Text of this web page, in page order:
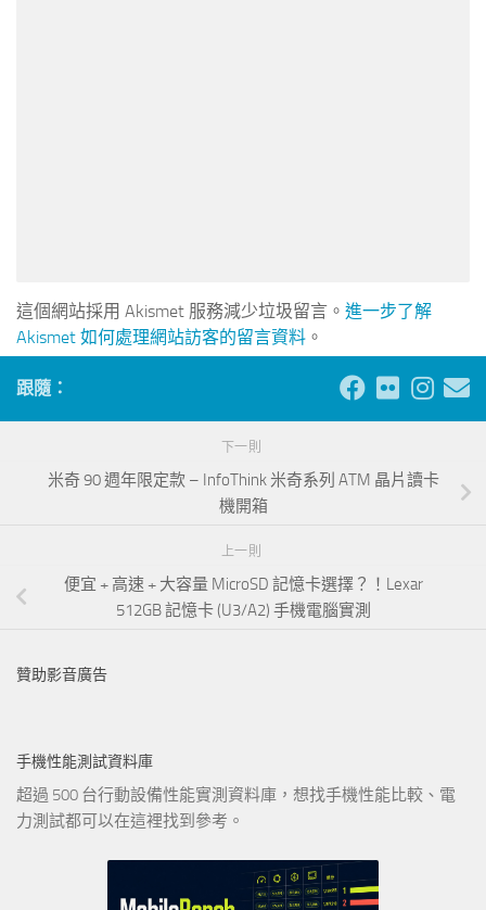
這個網站採用 Akismet 服務減少垃圾留言。 進一步了解
Akismet 如何處理網站訪客的留言資料 。
跟隨：
下一則
米奇 90 週年限定款 – InfoThink 米奇系列 ATM 晶片讀卡
機開箱
上一則
便宜 + 高速 + 大容量 MicroSD 記憶卡選擇？！Lexar
512GB 記憶卡 (U3/A2) 手機電腦實測
贊助影音廣告
手機性能測試資料庫
超過 500 台行動設備性能實測資料庫，想找手機性能比較、電
力測試都可以在這裡找到參考。